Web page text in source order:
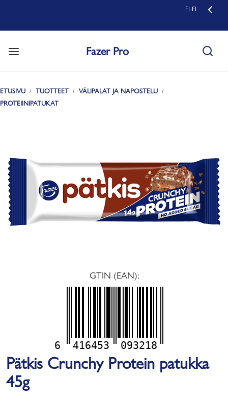
FI-FI
Fazer Pro
ETUSIVU TUOTTEET
VÄLIPALAT JA NAPOSTELU
PROTEIINIPATUKAT
GTIN (EAN):
6 416453 093218
Pätkis Crunchy Protein patukka
45g